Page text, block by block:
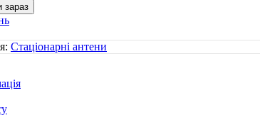
зараз
Стаціонарні антени